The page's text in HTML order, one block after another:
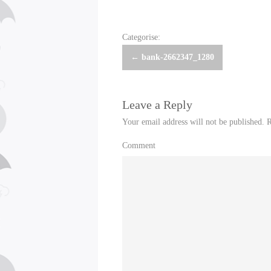
Categorise:
Post
← bank-2662347_1280
Leave a Reply
Your email address will not be published.
Comment